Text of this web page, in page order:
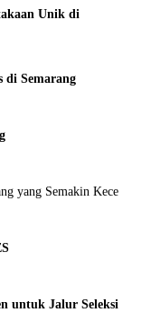
Unik di
di Semarang
yang Semakin Kece
untuk Jalur Seleksi